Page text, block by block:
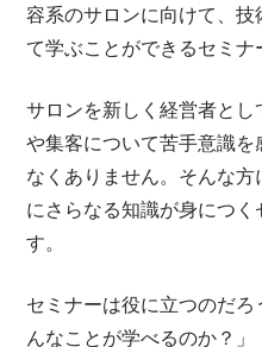
容系のサロンに向けて、
て学ぶことができるセミナ
サロンを新しく経営者と
や集客について苦手意識
なくありません。そんな
にさらなる知識が身につく
す。
セミナーは役に立つのだ
んなことが学べるのか？